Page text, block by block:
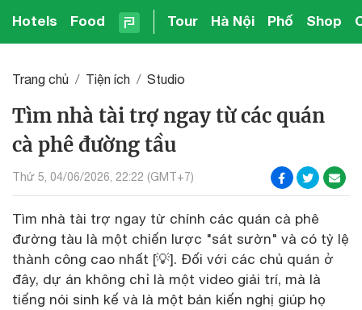
Hotels Food Tour Hà Nội Phố Shop
Trang chủ Tiện ích Studio
Tìm nhà tài trợ ngay từ các quán
cà phê đường tầu
Thứ 5, 04/06/2026, 22:22 (GMT+7)
Tìm nhà tài trợ ngay từ chính các quán cà phê
đường tàu là một chiến lược "sát sườn" và có tỷ lệ
thành công cao nhất [💡]. Đối với các chủ quán ở
đây, dự án không chỉ là một video giải trí, mà là
tiếng nói sinh kế và là một bản kiến nghị giúp họ